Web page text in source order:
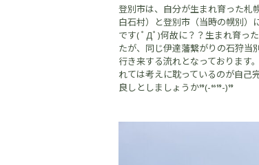
登別市は、自分が生まれ育った
白石村）と登別市（当時の幌別
です( ﾟДﾟ)何故に？？生まれ育っ
たが、同じ伊達藩繋がりの石狩
行き来する流れとなっております
れては考えに耽っているのが自
良しとしましょうか”(-“”-)”